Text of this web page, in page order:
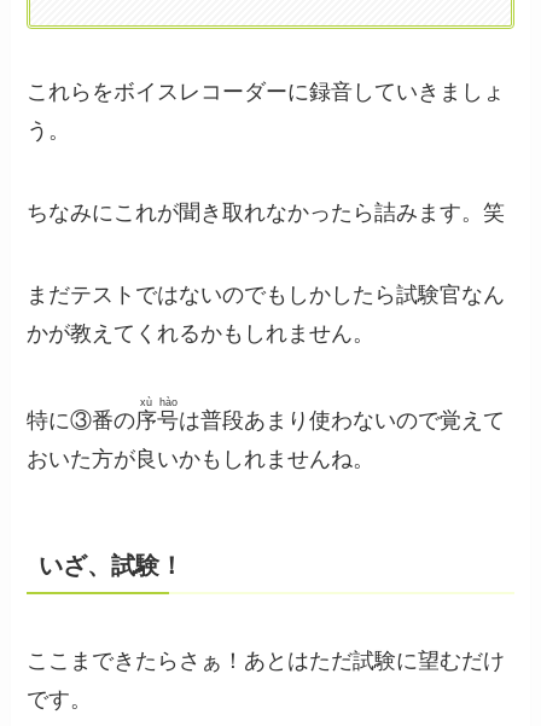
これらをボイスレコーダーに録音していきましょ
う。
ちなみにこれが聞き取れなかったら詰みます。笑
まだテストではないのでもしかしたら試験官なん
かが教えてくれるかもしれません。
特に③番の序
xù
号
hào
は普段あまり使わないので覚えて
おいた方が良いかもしれませんね。
いざ、試験！
ここまできたらさぁ！あとはただ試験に望むだけ
です。